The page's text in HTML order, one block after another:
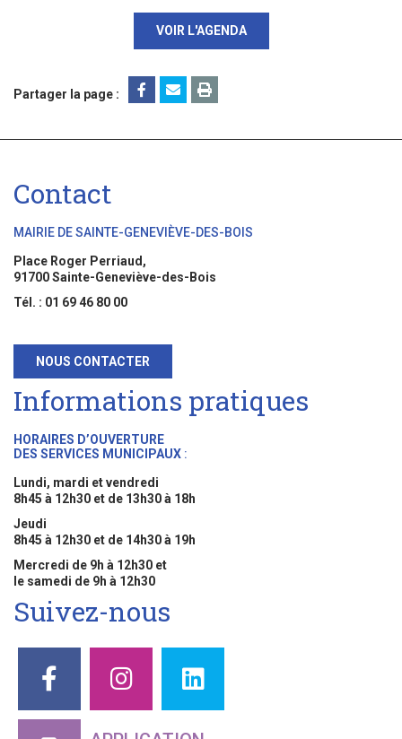
VOIR L'AGENDA
Partager la page :
Contact
MAIRIE DE SAINTE-GENEVIÈVE-DES-BOIS
Place Roger Perriaud,
91700 Sainte-Geneviève-des-Bois
Tél. : 01 69 46 80 00
NOUS CONTACTER
Informations pratiques
HORAIRES D’OUVERTURE
DES SERVICES MUNICIPAUX :
Lundi, mardi et vendredi
8h45 à 12h30 et de 13h30 à 18h
Jeudi
8h45 à 12h30 et de 14h30 à 19h
Mercredi de 9h à 12h30 et
le samedi de 9h à 12h30
Suivez-nous